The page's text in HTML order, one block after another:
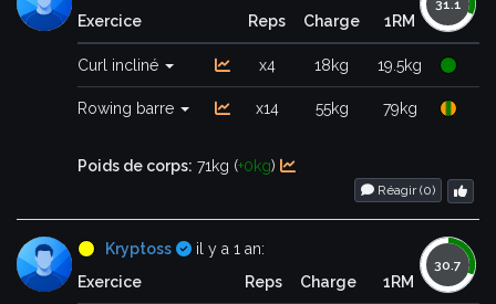
Exercice Reps Charge 1RM
Curl incliné x4 18kg 19.5kg
Rowing barre x14 55kg 79kg
Poids de corps: 71kg (+0kg)
Réagir (0)
Kryptoss Certifié
il y a 1 an:
Exercice
Reps Charge 1RM